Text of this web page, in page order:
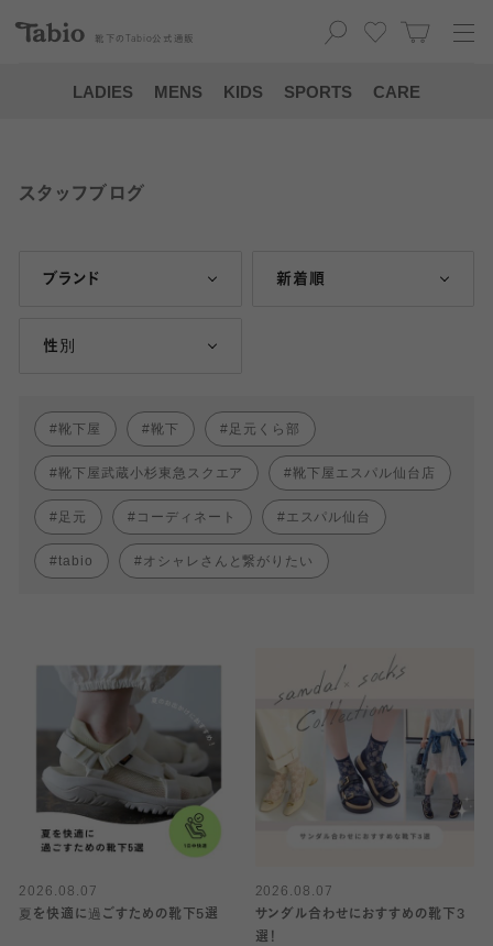
靴下の Tabio 公式通販
LADIES MENS KIDS SPORTS CARE
スタッフブログ
ブランド 新着順
性別
靴下屋 靴下 足元くら部
靴下屋武蔵小杉東急スクエア 靴下屋エスパル仙台店
足元 コーディネート エスパル仙台
tabio オシャレさんと繋がりたい
2026.08.07
夏を快適に過ごすための靴下5選
2026.08.07
サンダル合わせにおすすめの靴下3
選！